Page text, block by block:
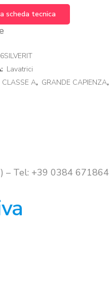
attuale
è:
scheda tecnica
Lavatrici
CLASSE A, GRANDE CAPIENZA,
Tel: +39 0384